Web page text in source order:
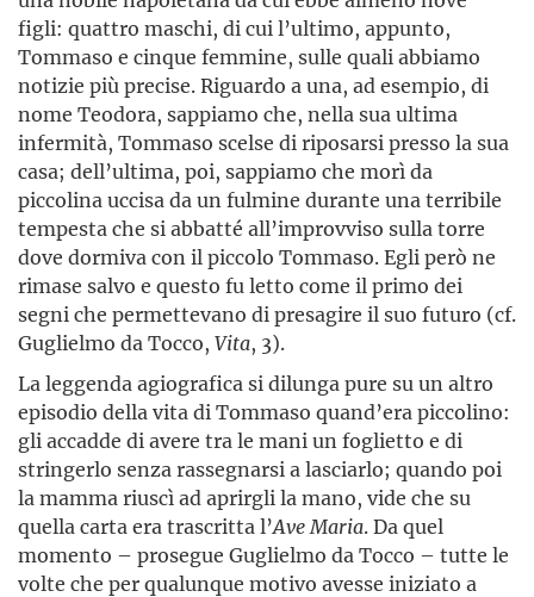
figli: quattro maschi, di cui l’ultimo, appunto,
Tommaso e cinque femmine, sulle quali abbiamo
notizie più precise. Riguardo a una, ad esempio, di
nome Teodora, sappiamo che, nella sua ultima
infermità, Tommaso scelse di riposarsi presso la sua
casa; dell’ultima, poi, sappiamo che morì da
piccolina uccisa da un fulmine durante una terribile
tempesta che si abbatté all’improvviso sulla torre
dove dormiva con il piccolo Tommaso. Egli però ne
rimase salvo e questo fu letto come il primo dei
segni che permettevano di presagire il suo futuro (cf.
Guglielmo da Tocco, Vita, 3).
La leggenda agiografica si dilunga pure su un altro
episodio della vita di Tommaso quand’era piccolino:
gli accadde di avere tra le mani un foglietto e di
stringerlo senza rassegnarsi a lasciarlo; quando poi
la mamma riuscì ad aprirgli la mano, vide che su
quella carta era trascritta l’Ave Maria. Da quel
momento – prosegue Guglielmo da Tocco – tutte le
volte che per qualunque motivo avesse iniziato a